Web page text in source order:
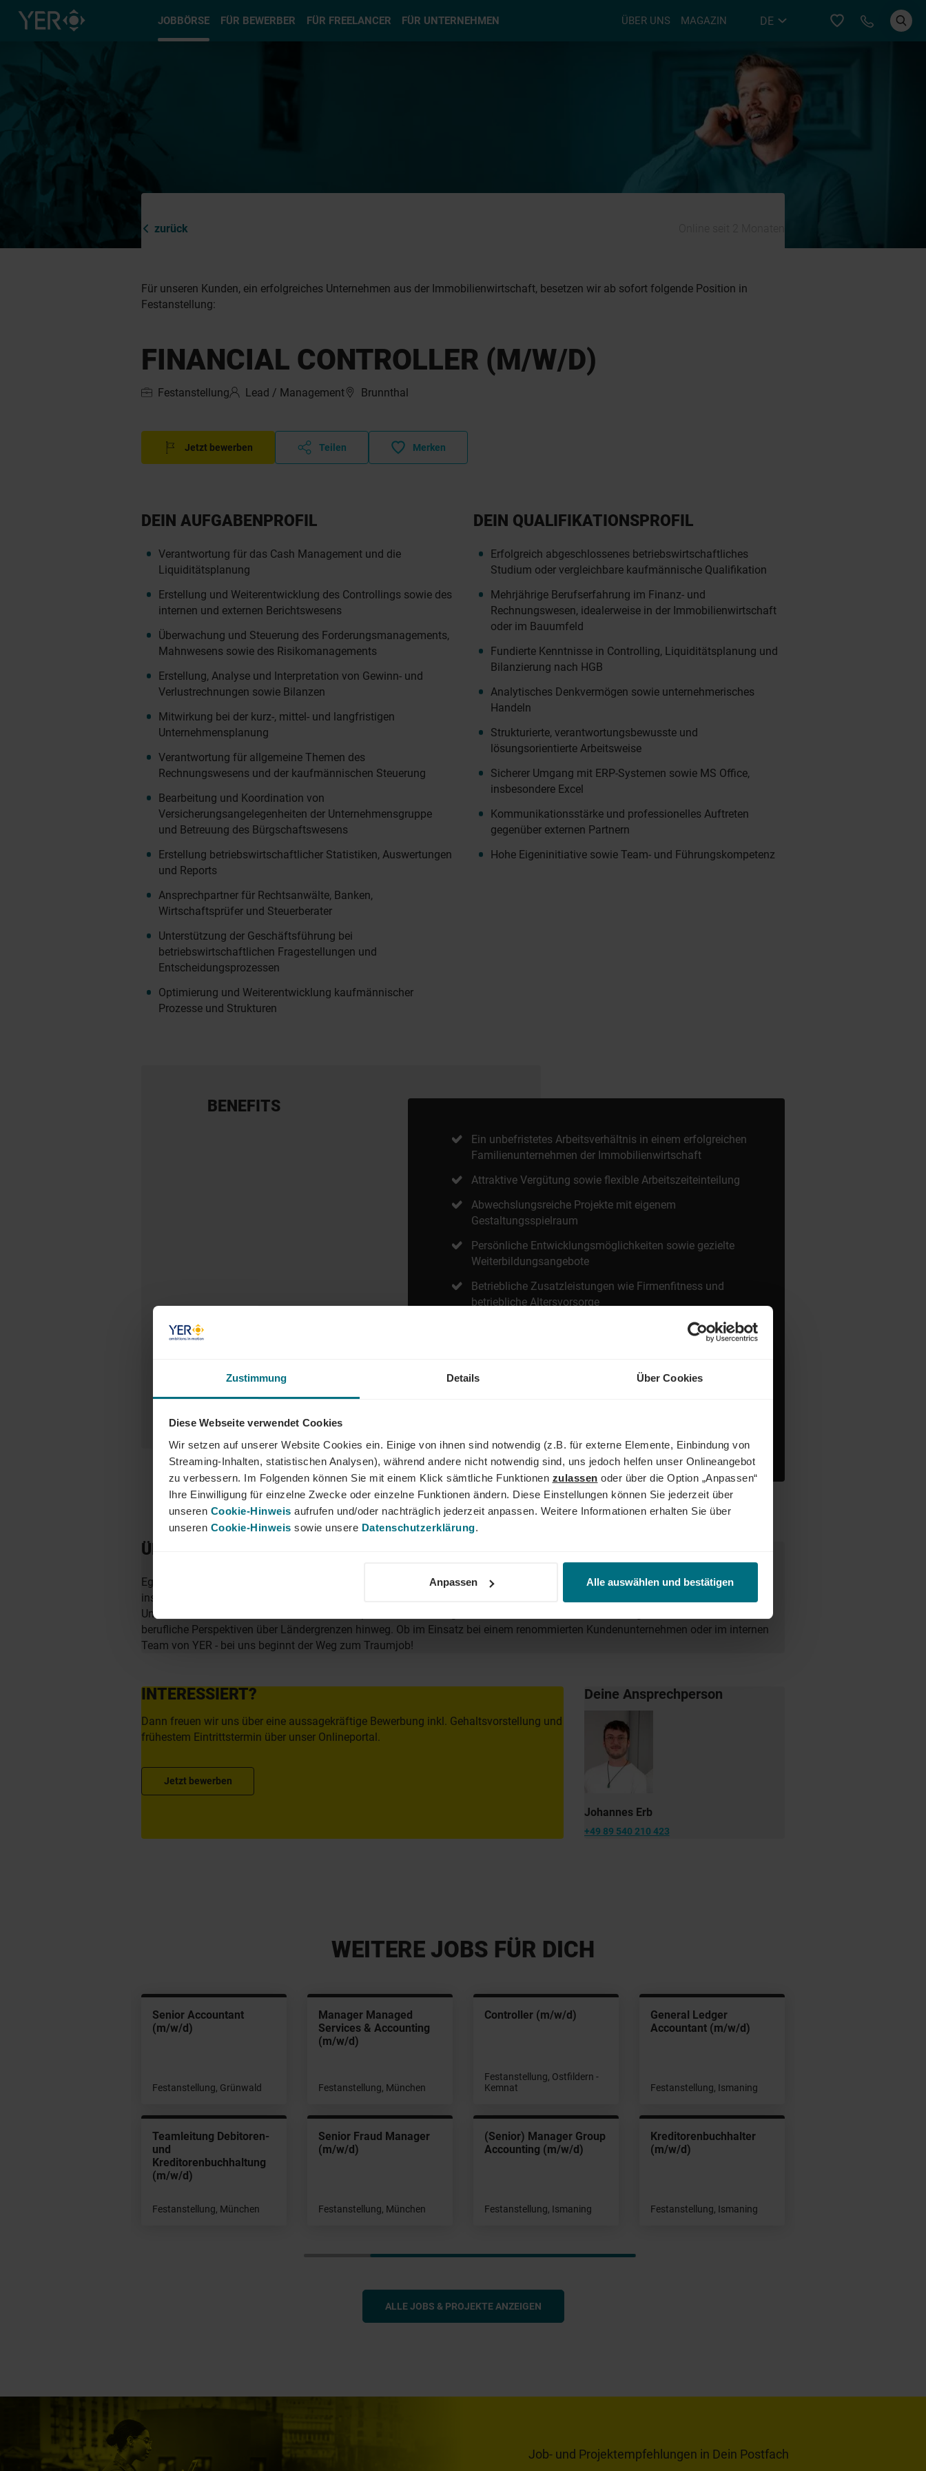
Zustimmung Details Über Cookies
Diese Webseite verwendet Cookies
Wir setzen auf unserer Website Cookies ein. Einige von ihnen sind notwendig (z.B. für externe Elemente, Einbindung von
Streaming-Inhalten, statistischen Analysen), während andere nicht notwendig sind, uns jedoch helfen unser Onlineangebot
zu verbessern. Im Folgenden können Sie mit einem Klick sämtliche Funktionen zulassen oder über die Option „Anpassen“
Ihre Einwilligung für einzelne Zwecke oder einzelne Funktionen ändern. Diese Einstellungen können Sie jederzeit über
unseren Cookie-Hinweis aufrufen und/oder nachträglich jederzeit anpassen. Weitere Informationen erhalten Sie über
unseren Cookie-Hinweis sowie unsere Datenschutzerklärung.
Anpassen Alle auswählen und bestätigen
JOBBÖRSE FÜR BEWERBER FÜR FREELANCER FÜR UNTERNEHMEN ÜBER UNS MAGAZIN DE
EN
Bei YER
Typ auswählen
zurück
Für unseren Kunden, ein erfolgreiches Unternehmen aus der Immobilienwirtschaft, besetzen wir ab sofort folgende Position in
Festanstellung:
FINANCIAL CONTROLLER (M/W/D)
Festanstellung Lead / Management Brunnthal
Jetzt bewerben Teilen Merken
DEIN AUFGABENPROFIL
Verantwortung für das Cash Management und die
Liquiditätsplanung
Erstellung und Weiterentwicklung des Controllings sowie des
internen und externen Berichtswesens
Überwachung und Steuerung des Forderungsmanagements,
Mahnwesens sowie des Risikomanagements
Erstellung, Analyse und Interpretation von Gewinn- und
Verlustrechnungen sowie Bilanzen
Mitwirkung bei der kurz-, mittel- und langfristigen
Unternehmensplanung
Verantwortung für allgemeine Themen des
Rechnungswesens und der kaufmännischen Steuerung
Bearbeitung und Koordination von
Versicherungsangelegenheiten der Unternehmensgruppe
und Betreuung des Bürgschaftswesens
Erstellung betriebswirtschaftlicher Statistiken, Auswertungen
und Reports
Ansprechpartner für Rechtsanwälte, Banken,
Wirtschaftsprüfer und Steuerberater
Unterstützung der Geschäftsführung bei
betriebswirtschaftlichen Fragestellungen und
Entscheidungsprozessen
Optimierung und Weiterentwicklung kaufmännischer
Prozesse und Strukturen
DEIN QUALIFIKATIONSPROFIL
Erfolgreich abgeschlossenes betriebswirtschaftliches
Studium oder vergleichbare kaufmännische Qualifikation
Mehrjährige Berufserfahrung im Finanz- und
Rechnungswesen, idealerweise in der Immobilienwirtschaft
oder im Bauumfeld
Fundierte Kenntnisse in Controlling, Liquiditätsplanung und
Bilanzierung nach HGB
Analytisches Denkvermögen sowie unternehmerisches
Handeln
Strukturierte, verantwortungsbewusste und
lösungsorientierte Arbeitsweise
Sicherer Umgang mit ERP-Systemen sowie MS Office,
insbesondere Excel
Kommunikationsstärke und professionelles Auftreten
gegenüber externen Partnern
Hohe Eigeninitiative sowie Team- und Führungskompetenz
BENEFITS
Ein unbefristetes Arbeitsverhältnis in einem erfolgreichen
Familienunternehmen der Immobilienwirtschaft
Attraktive Vergütung sowie flexible Arbeitszeiteinteilung
Abwechslungsreiche Projekte mit eigenem
Gestaltungsspielraum
Persönliche Entwicklungsmöglichkeiten sowie gezielte
Weiterbildungsangebote
Betriebliche Zusatzleistungen wie Firmenfitness und
betriebliche Altersvorsorge
Regelmäßige Firmenevents, z. B. Betriebsausflüge,
für Bau und Immobilien
Unternehmenskultur
ÜBER YER DEUTSCHLAND
Egal ob als Junior, Professional oder Führungskraft: Wir begleiten den gesamten Karriereweg. Bundesweit warten attraktive Jobs,
insbesondere in den Bereichen Mobility, Tech und Energy. Unser Ziel ist es dabei stets, das Perfect Match zwischen Talenten und
Unternehmen zu finden. Als Teil der YER Group wächst unser Angebot an internationalen Services stetig weiter und eröffnet auch
berufliche Perspektiven über Ländergrenzen hinweg. Ob im Einsatz bei einem renommierten Kundenunternehmen oder im internen
Team von YER - bei uns beginnt der Weg zum Traumjob!
INTERESSIERT?
Dann freuen wir uns über eine aussagekräftige Bewerbung inkl. Gehaltsvorstellung und
frühestem Eintrittstermin über unser Onlineportal.
Jetzt bewerben
Deine Ansprechperson
Johannes Erb
+49 89 540 210 423
WEITERE JOBS FÜR DICH
Senior Accountant
(m/w/d)
Festanstellung, Grünwald
Teamleitung Debitoren-
und
Kreditorenbuchhaltung
(m/w/d)
Festanstellung, München
Manager Managed
Services & Accounting
(m/w/d)
Festanstellung, München
Senior Fraud Manager
(m/w/d)
Festanstellung, München
Controller (m/w/d)
Festanstellung, Ostfildern -
Kemnat
(Senior) Manager Group
Accounting (m/w/d)
Festanstellung, Ismaning
General Ledger
Accountant (m/w/d)
Festanstellung, Ismaning
Kreditorenbuchhalter
(m/w/d)
Festanstellung, Ismaning
ALLE JOBS & PROJEKTE ANZEIGEN
Job- und Projektempfehlungen in Dein Postfach